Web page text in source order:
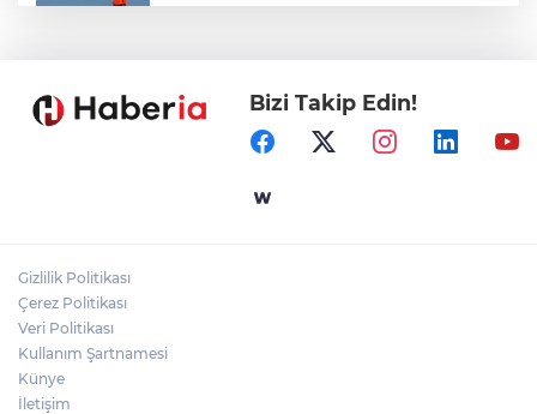
Samsun’da Alaçam'a yeni yaşam alanı
Yapay zekada onlarca uygulamanın
Bizi Takip Edin!
Gizlilik Politikası
Çerez Politikası
Veri Politikası
Kullanım Şartnamesi
Künye
İletişim